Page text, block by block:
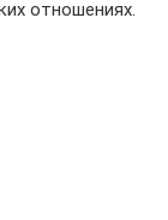
отношениях.